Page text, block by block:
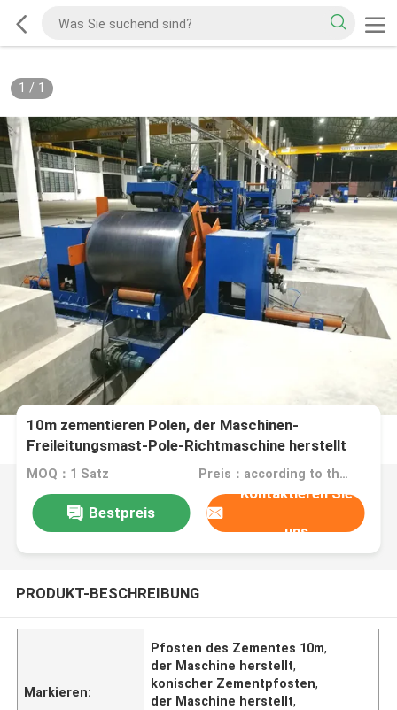
1 / 1
10m zementieren Polen, der Maschinen-
Freileitungsmast-Pole-Richtmaschine herstellt
MOQ：1 Satz Preis：according to the machine requirement
Bestpreis
Kontaktieren Sie
uns
PRODUKT-BESCHREIBUNG
Markieren:
Pfosten des Zementes 10m,
der Maschine herstellt,
konischer Zementpfosten,
der Maschine herstellt,